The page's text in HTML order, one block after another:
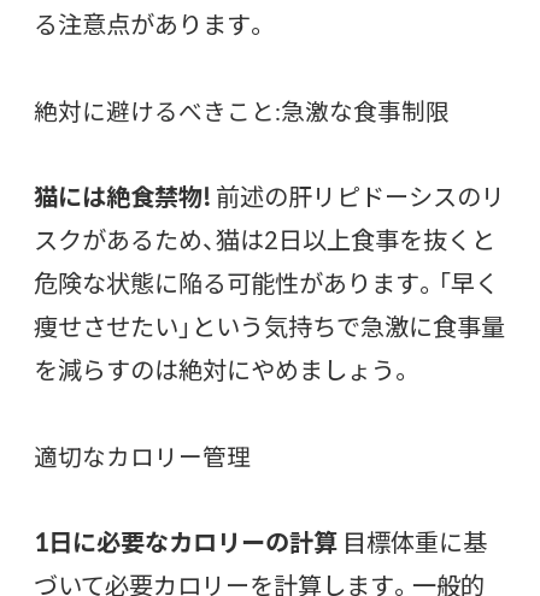
る注意点があります。
絶対に避けるべきこと:急激な食事制限
猫には絶食禁物! 前述の肝リピドーシスのリ
スクがあるため、猫は2日以上食事を抜くと
危険な状態に陥る可能性があります。「早く
痩せさせたい」という気持ちで急激に食事量
を減らすのは絶対にやめましょう。
適切なカロリー管理
1日に必要なカロリーの計算 目標体重に基
づいて必要カロリーを計算します。一般的